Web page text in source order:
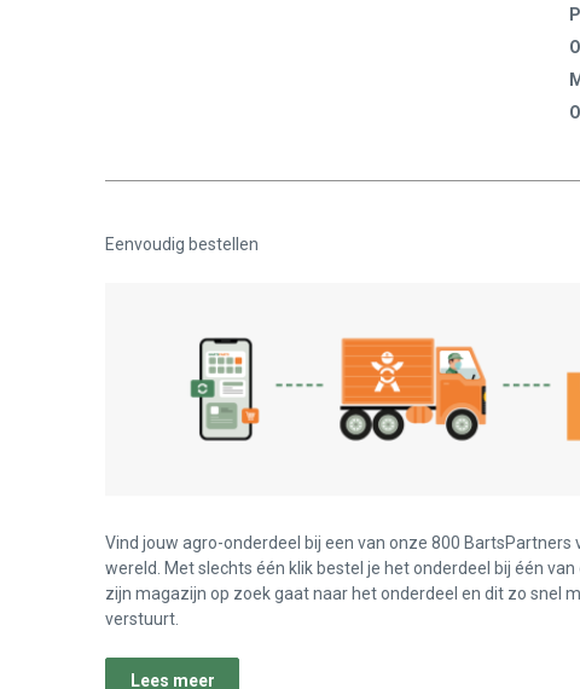
Eenvoudig bestellen
Vind jouw agro-onderdeel bij een van onze 800 BartsPartners
wereld. Met slechts één klik bestel je het onderdeel bij één
zijn magazijn op zoek gaat naar het onderdeel en dit zo snel
verstuurt.
Lees meer